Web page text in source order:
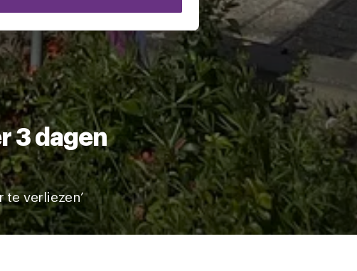
of door te klikken op het ronde
3 dagen
te verliezen’